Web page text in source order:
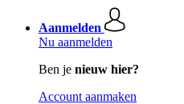
Aanmelden
Nu aanmelden
Ben je nieuw hier?
Account aanmaken